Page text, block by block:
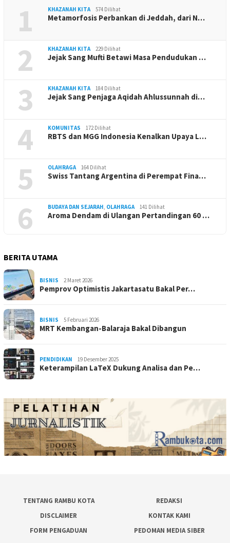
1 KHAZANAH KITA 574 Dilihat
Metamorfosis Perbankan di Jeddah, dari N…
2 KHAZANAH KITA 229 Dilihat
Jejak Sang Mufti Betawi Masa Pendudukan …
3 KHAZANAH KITA 184 Dilihat
Jejak Sang Penjaga Aqidah Ahlussunnah di…
4 KOMUNITAS 172 Dilihat
RBTS dan MGG Indonesia Kenalkan Upaya L…
5 OLAHRAGA 164 Dilihat
Swiss Tantang Argentina di Perempat Fina…
6 BUDAYA DAN SEJARAH OLAHRAGA 141 Dilihat
Aroma Dendam di Ulangan Pertandingan 60 …
BERITA UTAMA
BISNIS 2 Maret 2026
Pemprov Optimistis Jakartasatu Bakal Per…
BISNIS 5 Februari 2026
MRT Kembangan-Balaraja Bakal Dibangun
PENDIDIKAN 19 Desember 2025
Keterampilan LaTeX Dukung Analisa dan Pe…
TENTANG RAMBU KOTA
REDAKSI
DISCLAIMER
KONTAK KAMI
FORM PENGADUAN
PEDOMAN MEDIA SIBER